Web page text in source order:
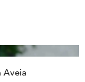
Aveia